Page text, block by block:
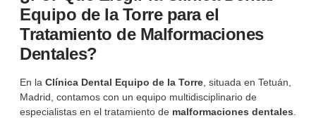
Equipo de la Torre para el
Tratamiento de Malformaciones
Dentales?
En la Clínica Dental Equipo de la Torre , situada en Tetuán,
Madrid, contamos con un equipo multidisciplinario de
especialistas en el tratamiento de malformaciones dentales